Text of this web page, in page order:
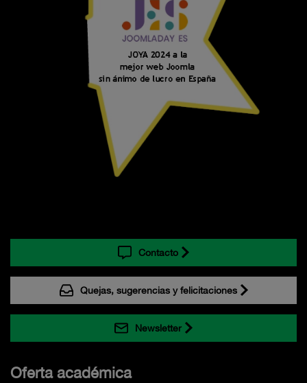
Contacto
Quejas, sugerencias y felicitaciones
Newsletter
Oferta académica